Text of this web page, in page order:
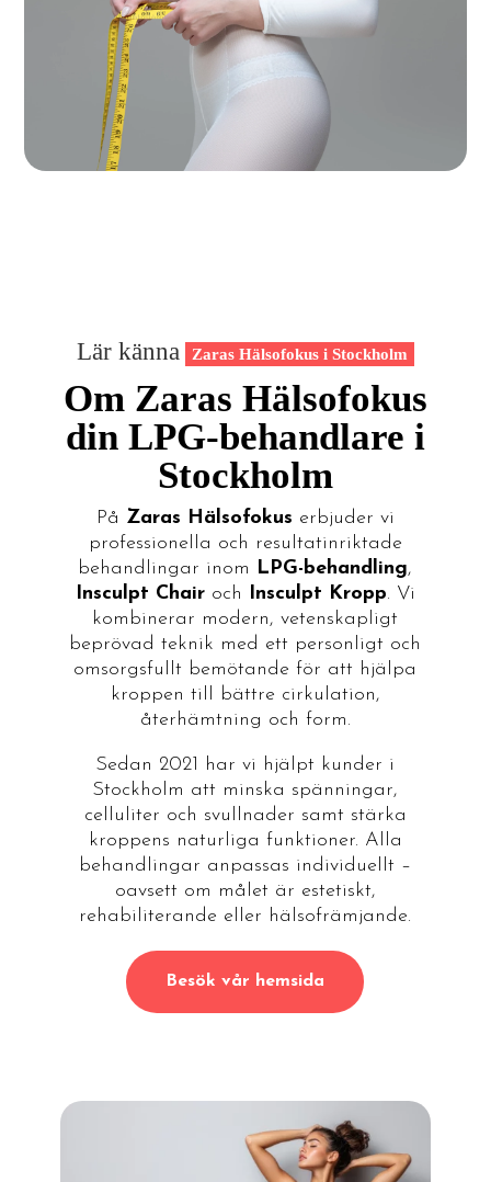
Lär känna Zaras Hälsofokus i Stockholm
Om Zaras Hälsofokus
din LPG-behandlare i
Stockholm
På Zaras Hälsofokus erbjuder vi
professionella och resultatinriktade
behandlingar inom LPG-behandling,
Insculpt Chairoch Insculpt Kropp. Vi
kombinerar modern, vetenskapligt
beprövad teknik med ett personligt och
omsorgsfullt bemötande för att hjälpa
kroppen till bättre cirkulation,
återhämtning och form.
Sedan 2021 har vi hjälpt kunder i
Stockholm att minska spänningar,
celluliter och svullnader samt stärka
kroppens naturliga funktioner. Alla
behandlingar anpassas individuellt –
oavsett om målet är estetiskt,
rehabiliterande eller hälsofrämjande.
Besök vår hemsida